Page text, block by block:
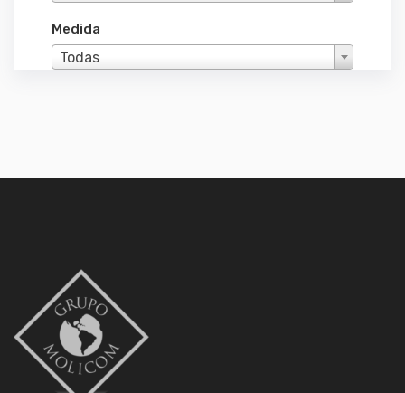
Medida
Todas